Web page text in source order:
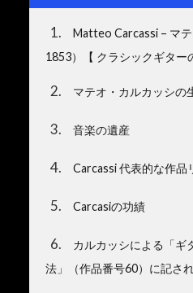
1
Matteo Carcassi – マ
1853）【 クラシックギター
2 マテオ・カルカッシの
3 音楽の遺産
4 Carcassi 代表的な作品
5 Carcasiの功績
6
カルカッシによる「ギ
法」（作品番号60）に記さ